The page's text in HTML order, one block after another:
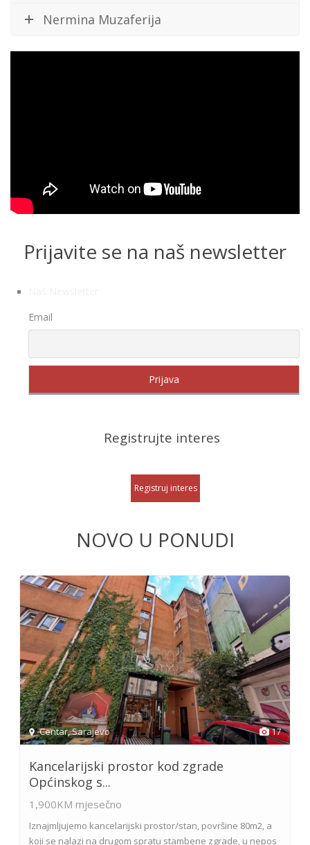
Nermina Muzaferija
Prijavite se na naš newsletter
Email
Registrujte interes
Registruj interes
NOVO U PONUDI
17
Centar,Sarajevo
Kancelarijski prostor kod zgrade
Općinskog s...
1,900KM mjesečno
Iznajmljujemo kancelarijski prostor/stan, površine 80m2, a
koji se nalazi na drugom spratu stambene zgrade, u nepos